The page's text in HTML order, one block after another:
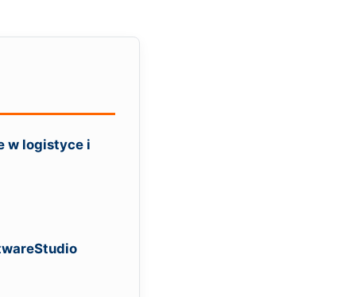
w logistyce i